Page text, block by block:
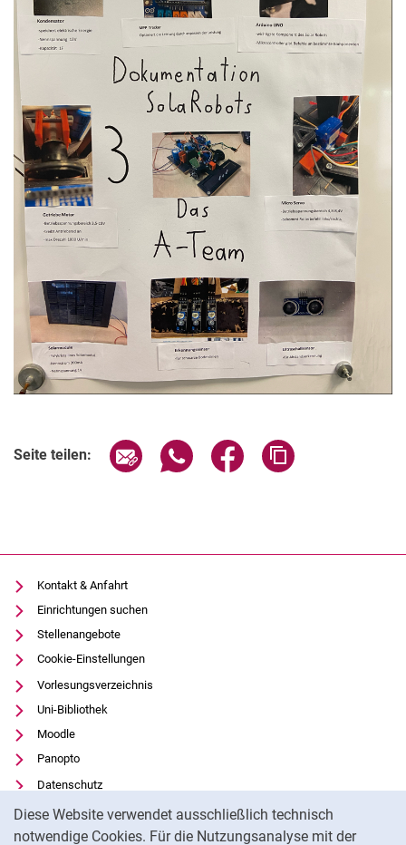
Diese Website verwendet ausschließlich technisch
notwendige Cookies. Für die Nutzungsanalyse mit der
Seite teilen: Seite über E-Mail teilen
Seite über WhatsApp teilen
Seite über Facebook
Kontakt & Anfahrt
Einrichtungen suchen
Stellenangebote
Cookie-Einstellungen
Vorlesungsverzeichnis
Uni-Bibliothek
Moodle
Panopto
Datenschutz
Barrierefreiheit
Transparenter KI-Einsatz